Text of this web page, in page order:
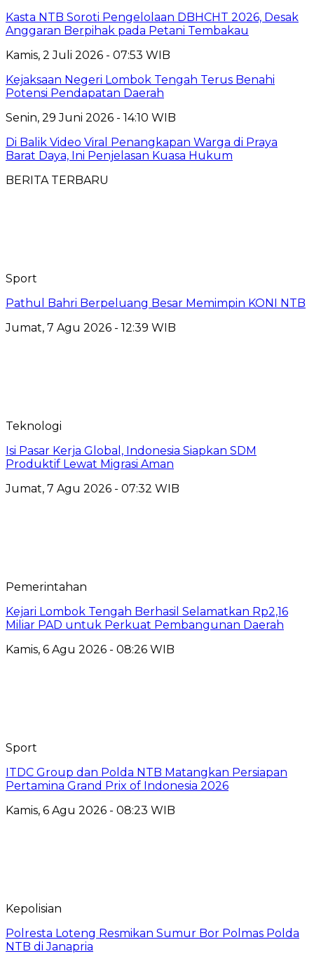
Kasta NTB Soroti Pengelolaan DBHCHT 2026, Desak
Anggaran Berpihak pada Petani Tembakau
Kamis, 2 Juli 2026 - 07:53 WIB
Kejaksaan Negeri Lombok Tengah Terus Benahi
Potensi Pendapatan Daerah
Senin, 29 Juni 2026 - 14:10 WIB
Di Balik Video Viral Penangkapan Warga di Praya
Barat Daya, Ini Penjelasan Kuasa Hukum
BERITA TERBARU
Sport
Pathul Bahri Berpeluang Besar Memimpin KONI NTB
Jumat, 7 Agu 2026 - 12:39 WIB
Teknologi
​Isi Pasar Kerja Global, Indonesia Siapkan SDM
Produktif Lewat Migrasi Aman
Jumat, 7 Agu 2026 - 07:32 WIB
Pemerintahan
Kejari Lombok Tengah Berhasil Selamatkan Rp2,16
Miliar PAD untuk Perkuat Pembangunan Daerah
Kamis, 6 Agu 2026 - 08:26 WIB
Sport
ITDC Group dan Polda NTB Matangkan Persiapan
Pertamina Grand Prix of Indonesia 2026
Kamis, 6 Agu 2026 - 08:23 WIB
Kepolisian
Polresta Loteng Resmikan Sumur Bor Polmas Polda
NTB di Janapria